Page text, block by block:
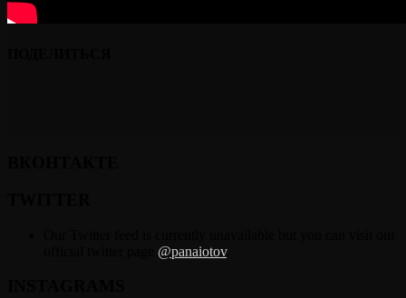
@panaiotov.